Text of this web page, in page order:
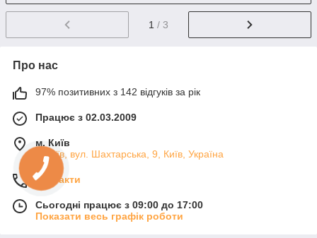
1 / 3
Про нас
97% позитивних з 142 відгуків за рік
Працює з 02.03.2009
м. Київ
м.Київ, вул. Шахтарська, 9, Київ, Україна
Контакти
Сьогодні працює з 09:00 до 17:00
Показати весь графік роботи